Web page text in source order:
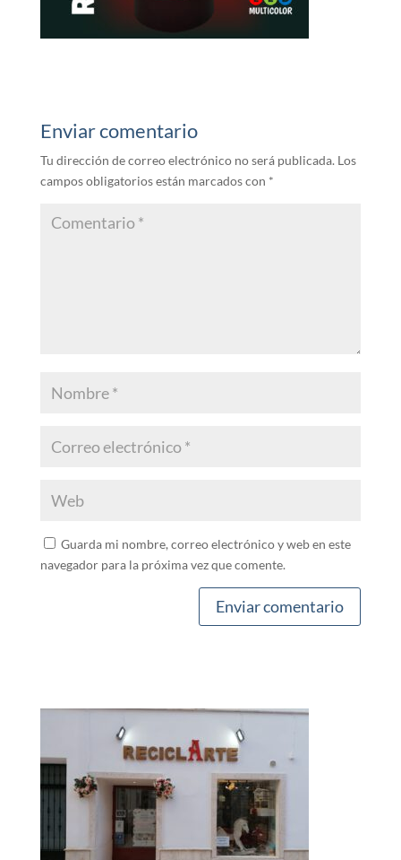
Enviar comentario
Tu dirección de correo electrónico no será publicada. Los
campos obligatorios están marcados con *
Guarda mi nombre, correo electrónico y web en este
navegador para la próxima vez que comente.